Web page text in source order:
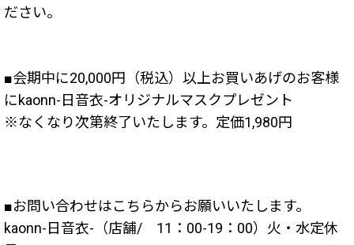
ださい。
■会期中に20,000円（税込）以上お買いあげのお客様
にkaonn-日音衣-オリジナルマスクプレゼント
※なくなり次第終了いたします。定価1,980円
■お問い合わせはこちらからお願いいたします。
kaonn-日音衣-（店舗/ 11：00-19：00）火・水定休